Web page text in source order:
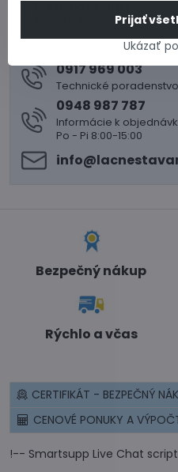
Predchádzajúci
0917 969 003
Technické poradenstvo
0948 987 787
Informácie k
Po - Pi 8:00-15:00
Bezpečný nákup
Rýchlo a včas
CERTIFIKÁT - BEZPEČNÝ
CENOVÉ PONUKY A
!-- Smartsupp Live Chat
Ukázať
Prijať